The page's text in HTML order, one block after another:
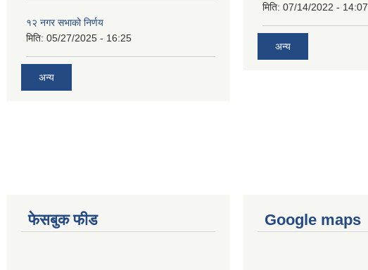
१२ नगर सभाको निर्णय
मिति: 05/27/2025 - 16:25
अन्य
मिति: 07/14/2022 - 14:07
अन्य
फेसबुक फीड Google maps